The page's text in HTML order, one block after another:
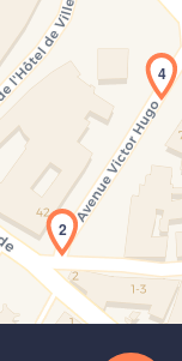
2
4